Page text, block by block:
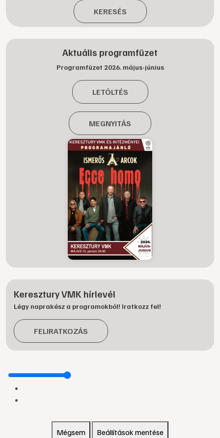
KERESÉS
Aktuális programfüzet
Programfüzet 2026. május-június
LETÖLTÉS
MEGNYITÁS
Keresztury VMK hírlevél
Légy naprakész a programokból! Iratkozz fel!
FELIRATKOZÁS
Mégsem Beállítások mentése